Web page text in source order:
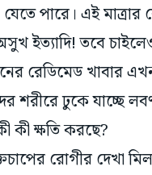
পারে। এই মাত্রার
অসুখ ইত্যাদি! তবে
রেডিমেড খাবার
শরীরে ঢুকে যাচ্ছে
কী ক্ষতি করছে?
রোগীর দেখা